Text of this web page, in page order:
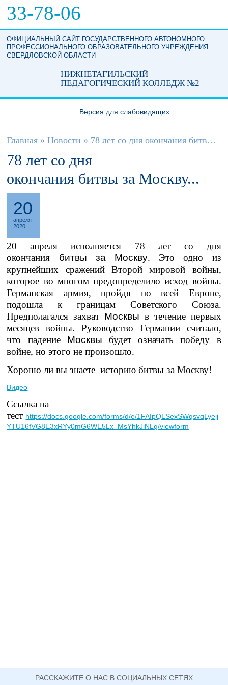
33-78-06
ОФИЦИАЛЬНЫЙ САЙТ ГОСУДАРСТВЕННОГО АВТОНОМНОГО
ПРОФЕССИОНАЛЬНОГО ОБРАЗОВАТЕЛЬНОГО УЧРЕЖДЕНИЯ
СВЕРДЛОВСКОЙ ОБЛАСТИ
НИЖНЕТАГИЛЬСКИЙ
ПЕДАГОГИЧЕСКИЙ КОЛЛЕДЖ №2
Версия для слабовидящих
Вы здесь
Главная » Новости » 78 лет со дня окончания битвы за Москву...
78 лет со дня
окончания битвы за Москву...
20
апреля
2020
20 апреля исполняется 78 лет со дня
окончания битвы за Москву. Это одно из
крупнейших сражений Второй мировой войны,
которое во многом предопределило исход войны.
Германская армия, пройдя по всей Европе,
подошла к границам Советского Союза.
Предполагался захват Москвы в течение первых
месяцев войны. Руководство Германии считало,
что падение Москвы будет означать победу в
войне, но этого не произошло.
Хорошо ли вы знаете историю битвы за Москву!
Видео
Ссылка на
тест https://docs.google.com/forms/d/e/1FAIpQLSexSWqsvqLyejj
YTU16fVG8E3xRYy0mG6WE5Lx_MsYhkJiNLg/viewform
РАССКАЖИТЕ О НАС В СОЦИАЛЬНЫХ СЕТЯХ